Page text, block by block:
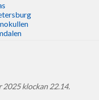
klockan 22.14.